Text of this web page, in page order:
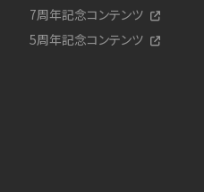
7周年記念コンテンツ
5周年記念コンテンツ